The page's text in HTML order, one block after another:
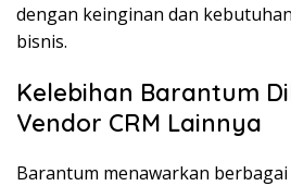
dengan keinginan dan
bisnis.
Kelebihan Barantum
Vendor CRM Lainnya
Barantum menawarkan